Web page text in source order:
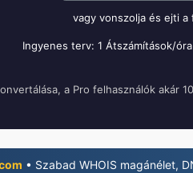
vagy vonszolja és ejti a
Ingyenes terv: 1 Átszámítások/óra
a Pro felhasználók akár
• Szabad WHOIS magánélet,